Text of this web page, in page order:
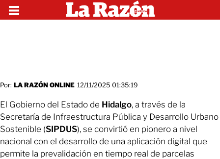
Por: LA RAZÓN ONLINE 12/11/2025 01:35:19
El Gobierno del Estado de Hidalgo, a través de la
Secretaría de Infraestructura Pública y Desarrollo Urbano
Sostenible (SIPDUS), se convirtió en pionero a nivel
nacional con el desarrollo de una aplicación digital que
permite la prevalidación en tiempo real de parcelas